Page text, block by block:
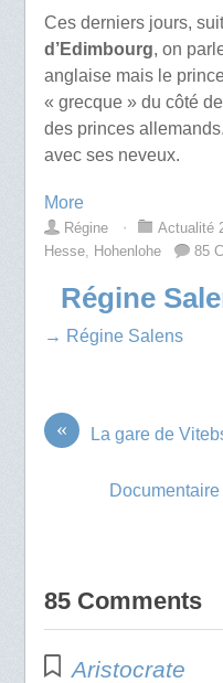
Ces derniers jours,
d’Edimbourg, on
anglaise mais le
« grecque » du côté
des princes
avec ses neveux.
More
Régine ⋅ Actualité
Hesse, Hohenlohe 85
Régine
→ Régine Salens
« La gare de
85 Comments
Aristocrate